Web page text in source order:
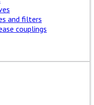
and filters
couplings